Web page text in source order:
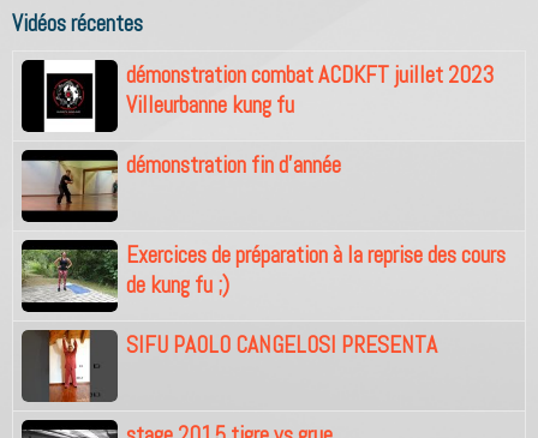
Vidéos récentes
démonstration combat ACDKFT juillet 2023
Villeurbanne kung fu
démonstration fin d'année
Exercices de préparation à la reprise des cours
de kung fu ;)
SIFU PAOLO CANGELOSI PRESENTA